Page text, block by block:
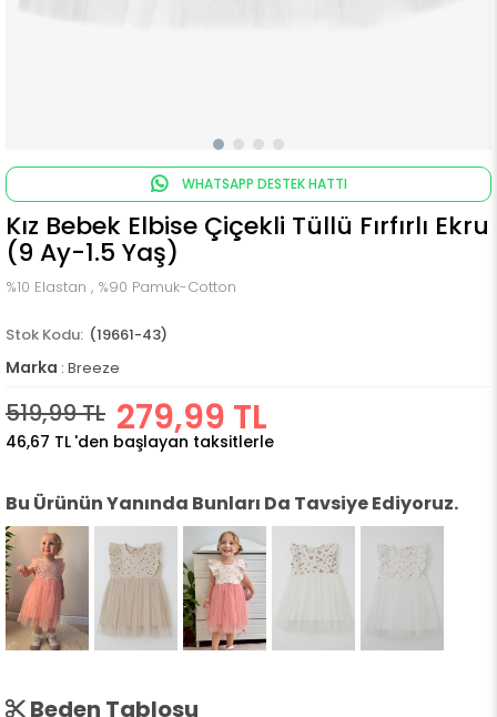
WHATSAPP DESTEK HATTI
Kız Bebek Elbise Çiçekli Tüllü Fırfırlı Ekru
(9 Ay-1.5 Yaş)
%10 Elastan , %90 Pamuk-Cotton
(19661-43)
Marka : Breeze
519,99 TL 279,99 TL
46,67 TL 'den başlayan taksitlerle
Bu Ürünün Yanında Bunları Da Tavsiye Ediyoruz.
Beden Tablosu